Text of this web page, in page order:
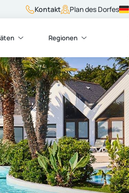
Kontakt Plan des Dorfes
Regionen